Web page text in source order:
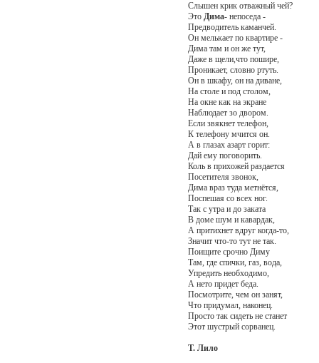
Слышен крик отважный чей?
Это Дима- непоседа -
Предводитель каманчей.
Он мелькает по квартире -
Дима там и он же тут,
Даже в щели,что пошире,
Проникает, словно ртуть.
Он в шкафу, он на диване,
На столе и под столом,
На окне как на экране
Наблюдает зо двором.
Если звякнет телефон,
К телефону мчится он.
А в глазах азарт горит:
Дай ему поговорить.
Коль в прихожей раздается
Посетителя звонок,
Дима враз туда метнётся,
Поспешая со всех ног.
Так с утра и до заката
В доме шум и кавардак,
А притихнет вдруг когда-то,
Значит что-то тут не так.
Поищите срочно Диму
Там, где спички, газ, вода,
Упредить необходимо,
А нето придет беда.
Посмотрите, чем он занят,
Что придумал, наконец.
Просто так сидеть не станет
Этот шустрый сорванец.
Т. Лило